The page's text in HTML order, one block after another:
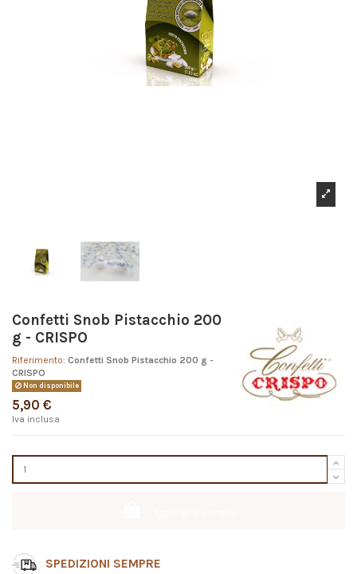
Confetti Snob Pistacchio 200
g - CRISPO
Riferimento: Confetti Snob Pistacchio 200 g -
CRISPO
Non disponibile
5,90 €
Iva inclusa
SPEDIZIONI SEMPRE